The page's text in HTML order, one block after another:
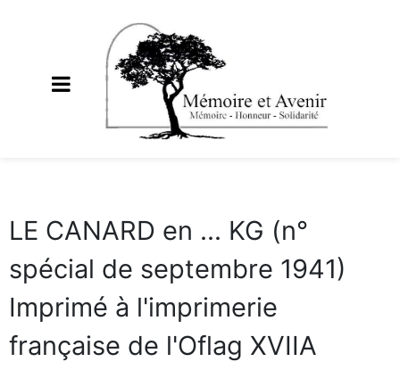
LE CANARD en ... KG (n°
spécial de septembre 1941)
Imprimé à l'imprimerie
française de l'Oflag XVIIA